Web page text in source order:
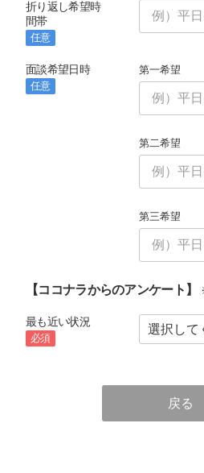
折り返し希望時
間帯
任意
面談希望日時
任意
第一希望
第二希望
第三希望
【ココナラからのアンケート】
最も近い状況
必須